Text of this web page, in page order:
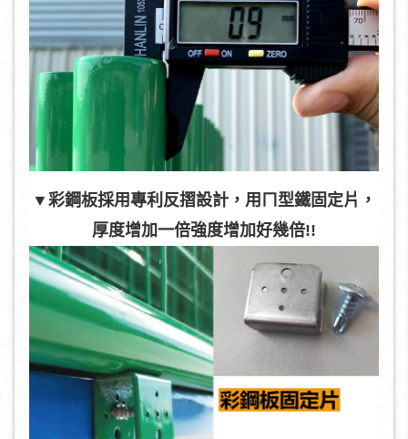
▼彩鋼板採用專利反摺設計，用ㄇ型鐵固定片，
厚度增加一倍強度增加好幾倍!!